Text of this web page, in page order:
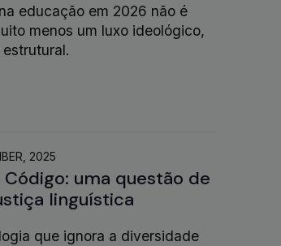
educação em 2026 não é
menos um luxo ideológico,
uma questão de
linguística
2025
que ignora a diversidade